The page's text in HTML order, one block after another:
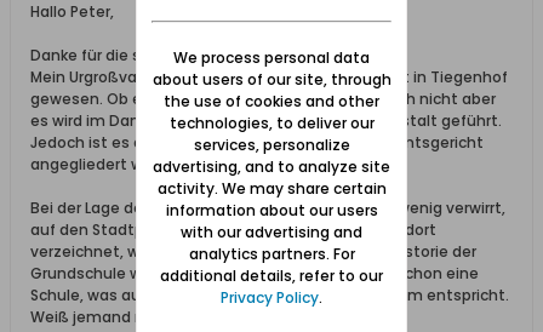
Hallo Peter,
Danke für die schnelle Antwort.
Mein Urgroßvater ist erst ab 1937 und bis zur Flucht in Tiegenhof
gewesen. Ob es ein echtes Gefängnis war, weiß ich nicht aber
es wird im Danziger Beamtenjahrbuch als Strafanstalt geführt.
Jedoch ist es auch gut möglich, dass es an das Amtsgericht
angegliedert war.
Bei der Lage des Amtsgerichts bin ich gerade ein wenig verwirrt,
auf den Stadtplänen hier im Forum wird es immer dort
verzeichnet, wo heute die Grundschule ist. Laut Historie der
Grundschule war dort jedoch auch vor dem Krieg schon eine
Schule, was auch den Beschreibungen hier im Forum entspricht.
Weiß jemand mehr darüber?
We process personal data
about users of our site, through
the use of cookies and other
technologies, to deliver our
services, personalize
advertising, and to analyze site
activity. We may share certain
information about our users
with our advertising and
analytics partners. For
additional details, refer to our
Privacy Policy.